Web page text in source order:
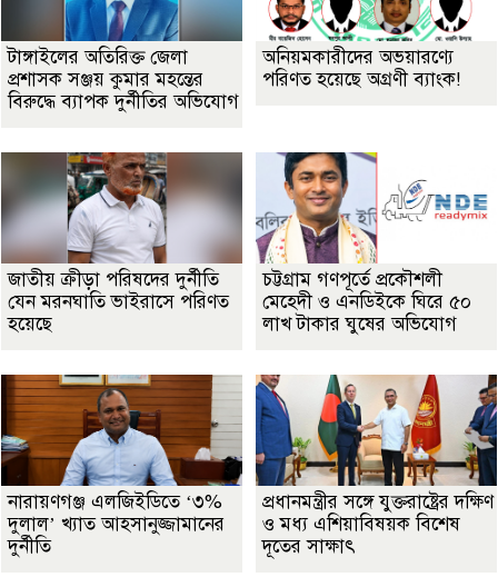
টাঙ্গাইলের অতিরিক্ত জেলা
প্রশাসক সঞ্জয় কুমার মহন্তের
বিরুদ্ধে ব্যাপক দুর্নীতির অভিযোগ
অনিয়মকারীদের অভয়ারণ্যে
পরিণত হয়েছে অগ্রণী ব্যাংক!
জাতীয় ক্রীড়া পরিষদের দুর্নীতি
যেন মরনঘাতি ভাইরাসে পরিণত
হয়েছে
চট্টগ্রাম গণপূর্তে প্রকৌশলী
মেহেদী ও এনডিইকে ঘিরে ৫০
লাখ টাকার ঘুষের অভিযোগ
নারায়ণগঞ্জ এলজিইডিতে ‘৩%
দুলাল’ খ্যাত আহসানুজ্জামানের
দুর্নীতি
প্রধানমন্ত্রীর সঙ্গে যুক্তরাষ্ট্রের দক্ষিণ
ও মধ্য এশিয়াবিষয়ক বিশেষ
দূতের সাক্ষাৎ